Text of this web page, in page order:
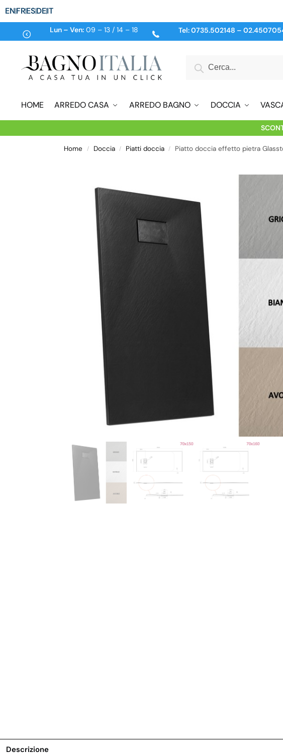
ENFRESDEIT
Lun – Ven:09 – 13 / 14 – 18 Tel:0735.502148 –
HOME ARREDO CASA ARREDO BAGNO DOCCIA
Home / Doccia / Piatti doccia / Piatto doccia effetto pietra
Descrizione